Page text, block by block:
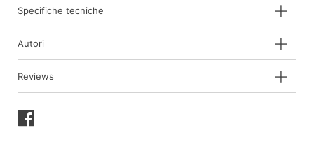
Specifiche tecniche
Autori
Reviews
Condividi